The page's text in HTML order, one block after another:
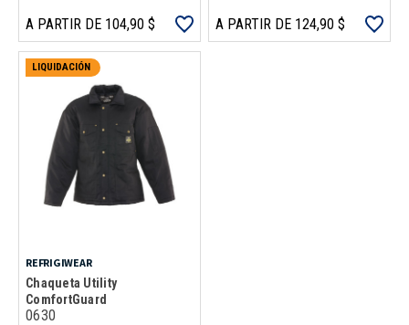
A PARTIR DE 104,90 $ A PARTIR DE 124,90 $
LIQUIDACIÓN
REFRIGIWEAR
Chaqueta Utility
ComfortGuard
0630